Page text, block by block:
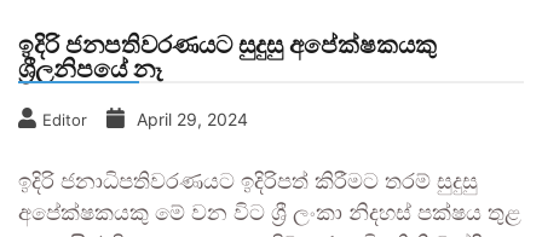
ඉදිරි ජනපතිවරණයට සුදුසු අපේක්ෂකයකු
ශ්‍රීලනිපයේ නෑ
Editor April 29, 2024
ඉදිරි ජනාධිපතිවරණයට ඉදිරිපත් කිරීමට තරම් සුදුසු
අපේක්ෂකයකු මේ වන විට ශ්‍රී ලංකා නිදහස් පක්ෂය තුළ